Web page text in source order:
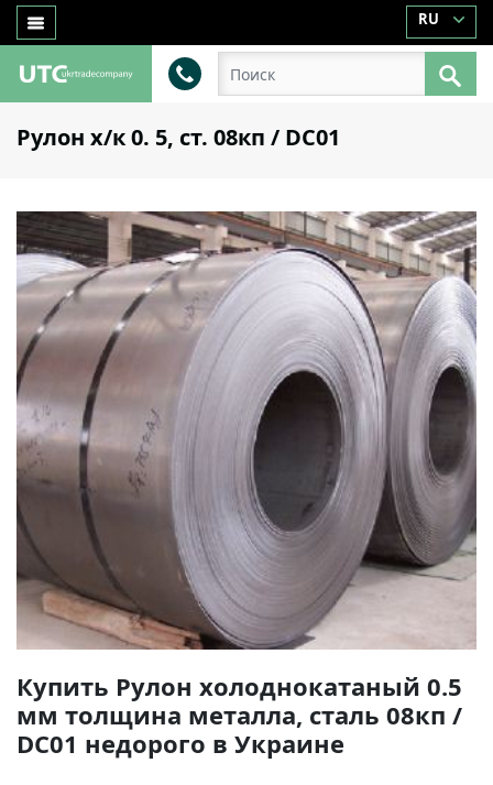
RU
Рулон х/к 0. 5, ст. 08кп / DC01
Купить Рулон холоднокатаный 0.5
мм толщина металла, сталь 08кп /
DC01 недорого в Украине